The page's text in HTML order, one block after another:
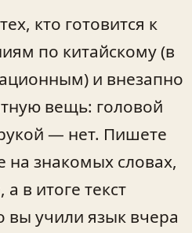
кто готовится к
по китайскому (в
и внезапно
вещь: головой
— нет. Пишете
на знакомых словах,
в итоге текст
вы учили язык вчера